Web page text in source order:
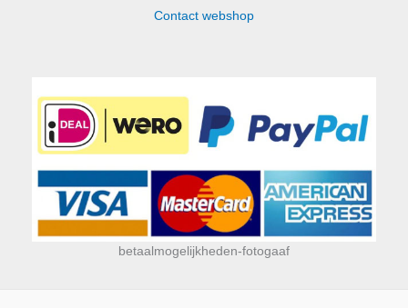
Contact webshop
betaalmogelijkheden-fotogaaf